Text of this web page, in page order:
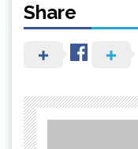
Share